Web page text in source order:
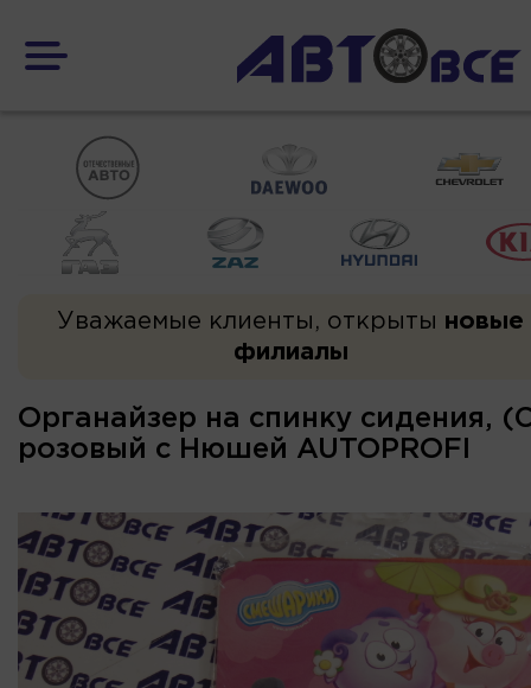
Уважаемые клиенты, открыты новые
филиалы
Органайзер на спинку сидения,
розовый с Нюшей AUTOPROFI